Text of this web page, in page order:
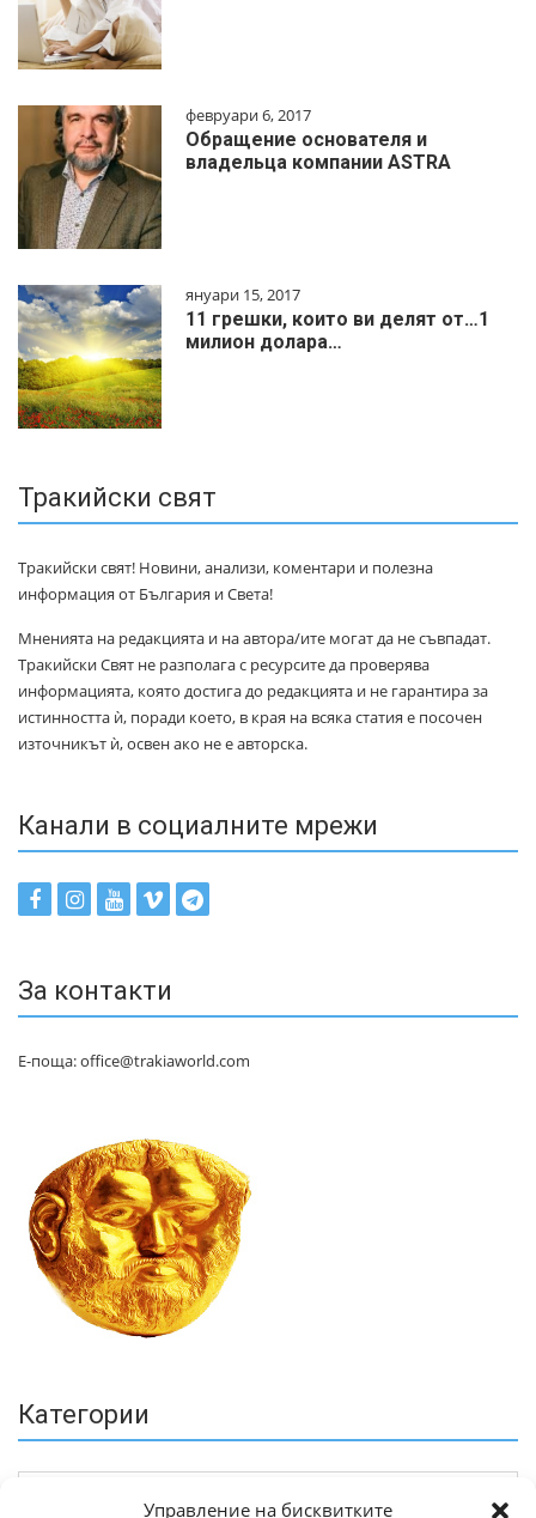
Управление на бисквитките
февруари 6, 2017
Обращение основателя и
владельца компании ASTRA
януари 15, 2017
11 грешки, които ви делят от…1
милиoн дoлapa…
Тракийски свят
Тракийски свят! Новини, анализи, коментари и полезна
информация от България и Света!
Мненията на редакцията и на автора/ите могат да не съвпадат.
Тракийски Свят не разполага с ресурсите да проверява
информацията, която достига до редакцията и не гарантира за
истинността ѝ, поради което, в края на всяка статия е посочен
източникът ѝ, освен ако не е авторска.
Канали в социалните мрежи
За контакти
Е-поща: office@trakiaworld.com
Категории